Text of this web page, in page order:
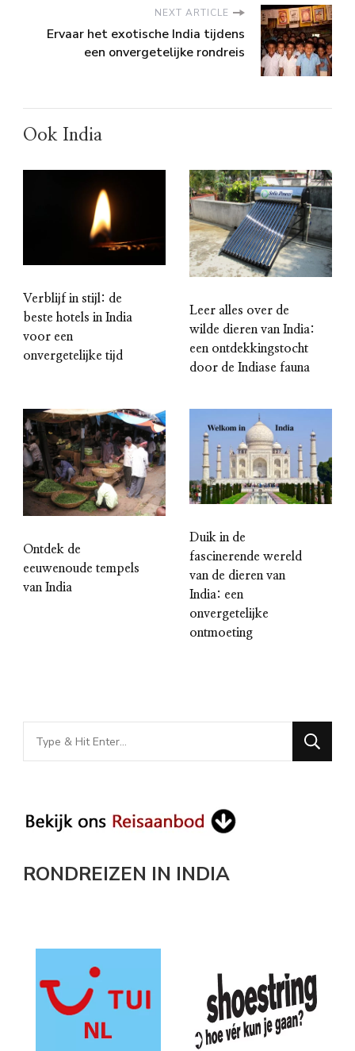
NEXT ARTICLE
Ervaar het exotische India tijdens
een onvergetelijke rondreis
Ook India
Verblijf in stijl: de
beste hotels in India
voor een
onvergetelijke tijd
Leer alles over de
wilde dieren van India:
een ontdekkingstocht
door de Indiase fauna
Ontdek de
eeuwenoude tempels
van India
Duik in de
fascinerende wereld
van de dieren van
India: een
onvergetelijke
ontmoeting
Looking
for
RONDREIZEN IN INDIA